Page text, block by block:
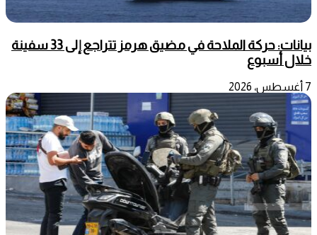
بيانات: حركة الملاحة في مضيق هرمز تتراجع إلى 33 سفينة
خلال أسبوع
7 أغسطس، 2026